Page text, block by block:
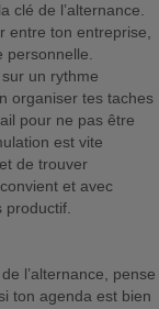
clé de l’alternance.
entre ton entreprise,
personnelle.
un rythme
organiser tes taches
pour ne pas être
est vite
de trouver
et avec
productif.
l’alternance, pense
ton agenda est bien